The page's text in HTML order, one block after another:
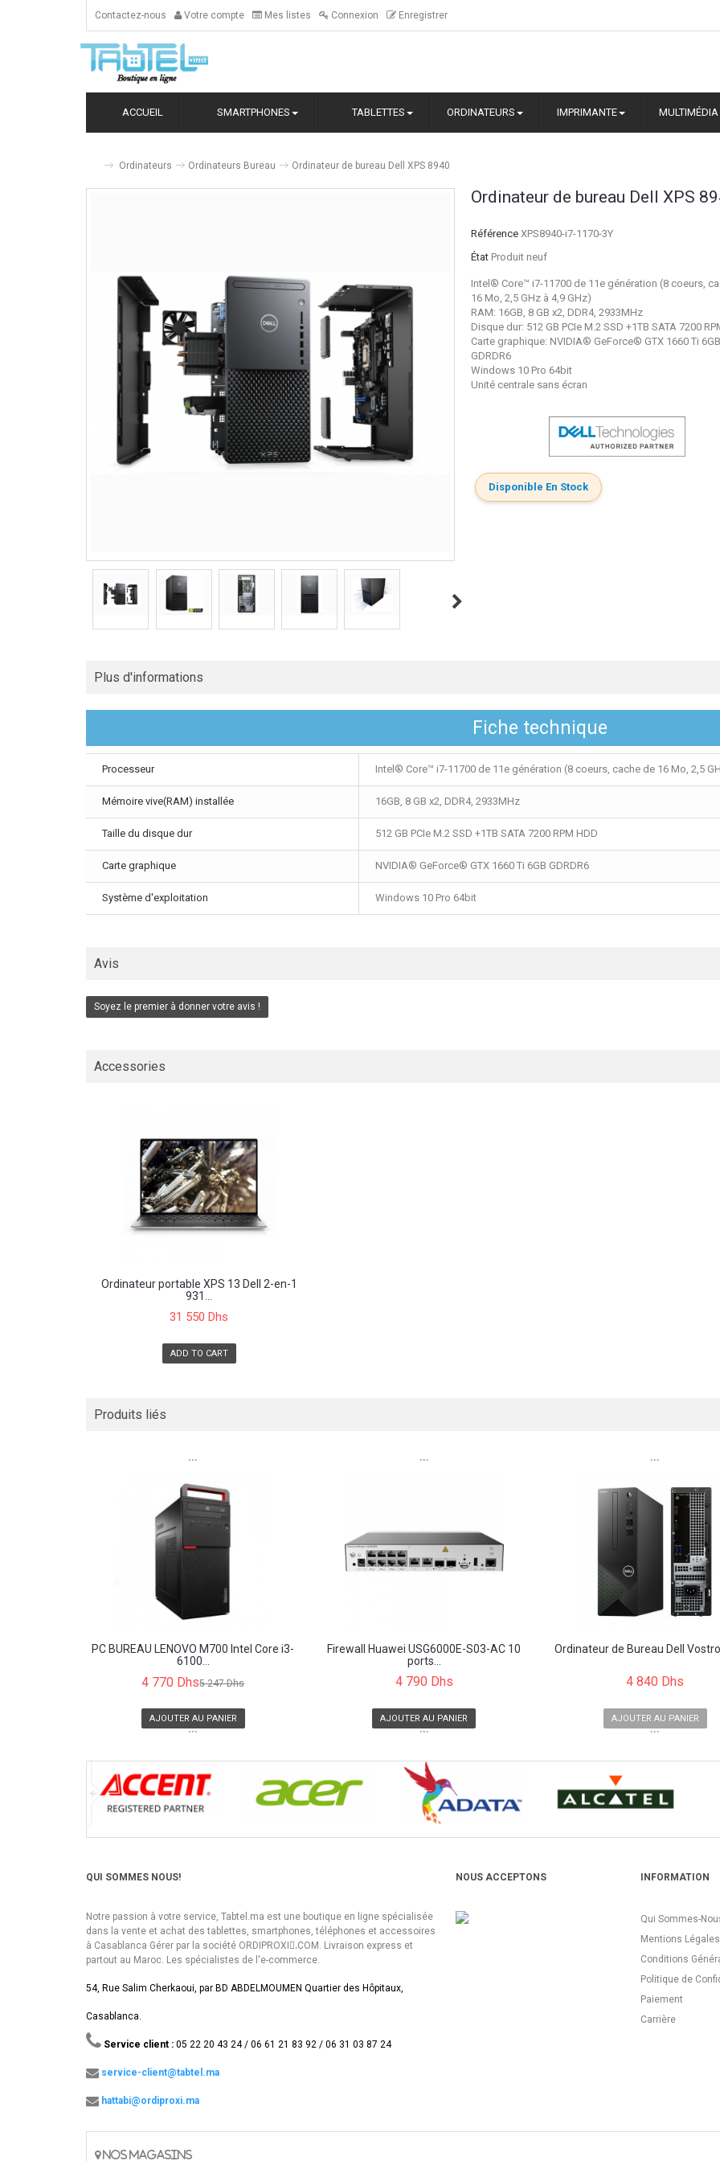
Contactez-nous Votre compte Mes listes Connexion Enregistrer
ACCUEIL SMARTPHONES TABLETTES ORDINATEURS IMPRIMANTE MULTIMÉDIA
Ordinateurs Ordinateurs Bureau Ordinateur de bureau Dell XPS 8940
Ordinateur de bureau Dell XPS
Référence XPS8940-i7-1170-3Y
État Produit neuf
Intel® Core™ i7-11700 de 11e génération (8 coeurs,
16 Mo, 2,5 GHz à 4,9 GHz)
RAM: 16GB, 8 GB x2, DDR4, 2933MHz
Disque dur: 512 GB PCIe M.2 SSD +1TB SATA 7200
Carte graphique: NVIDIA® GeForce® GTX 1660 Ti
GDRDR6
Windows 10 Pro 64bit
Unité centrale sans écran
Disponible En Stock
Plus d'informations
Fiche technique
Processeur Intel® Core™ i7-11700 de 11e génération (8 coeurs, cache de 16 Mo, 2,5
Mémoire vive(RAM) installée 16GB, 8 GB x2, DDR4, 2933MHz
Taille du disque dur 512 GB PCIe M.2 SSD +1TB SATA 7200 RPM HDD
Carte graphique NVIDIA® GeForce® GTX 1660 Ti 6GB GDRDR6
Système d'exploitation Windows 10 Pro 64bit
Avis
Soyez le premier à donner votre avis !
Accessories
Ordinateur portable XPS 13 Dell 2-en-1
931...
31 550 Dhs
ADD TO CART
Produits liés
```
PC BUREAU LENOVO M700 Intel Core i3-
6100...
4 770 Dhs5 247 Dhs
AJOUTER AU PANIER
```
```
Firewall Huawei USG6000E-S03-AC 10
ports...
4 790 Dhs
AJOUTER AU PANIER
```
```
Ordinateur de Bureau Dell
4 840 Dhs
AJOUTER AU PANIER
```
QUI SOMMES NOUS!
Notre passion à votre service, Tabtel.ma est une boutique en ligne spécialisée
dans la vente et achat des tablettes, smartphones, téléphones et accessoires
à Casablanca Gérer par la société ORDIPROXI.ِCOM. Livraison express et
partout au Maroc. Les spécialistes de l'e-commerce.
54, Rue Salim Cherkaoui, par BD ABDELMOUMEN Quartier des Hôpitaux,
Casablanca.
Service client : 05 22 20 43 24 / 06 61 21 83 92 / 06 31 03 87 24
service-client@tabtel.ma
hattabi@ordiproxi.ma
NOUS ACCEPTONS INFORMATION
Qui Sommes-
Mentions Légales
Conditions
Politique de
Paiement
Carrière
NOS MAGASINS